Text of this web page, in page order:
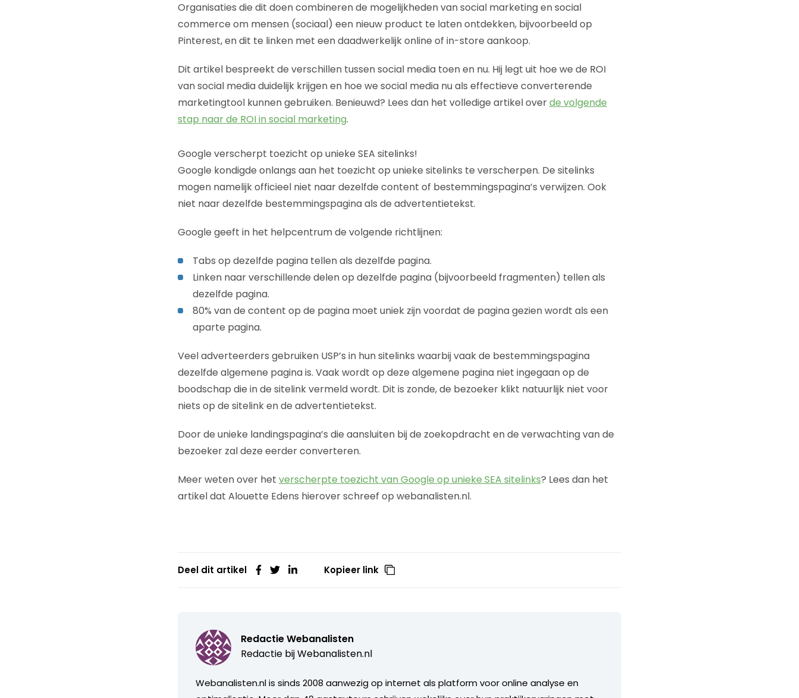
Organisaties die dit doen combineren de mogelijkheden van social marketing en social
commerce om mensen (sociaal) een nieuw product te laten ontdekken, bijvoorbeeld op
Pinterest, en dit te linken met een daadwerkelijk online of in-store aankoop.
Dit artikel bespreekt de verschillen tussen social media toen en nu. Hij legt uit hoe we de ROI
van social media duidelijk krijgen en hoe we social media nu als effectieve converterende
marketingtool kunnen gebruiken. Benieuwd? Lees dan het volledige artikel overde volgende
stap naar de ROI in social marketing.
Google verscherpt toezicht op unieke SEA sitelinks!
Google kondigde onlangs aan het toezicht op unieke sitelinks te verscherpen. De sitelinks
mogen namelijk officieel niet naar dezelfde content of bestemmingspagina’s verwijzen. Ook
niet naar dezelfde bestemmingspagina als de advertentietekst.
Google geeft in het helpcentrum de volgende richtlijnen:
Tabs op dezelfde pagina tellen als dezelfde pagina.
Linken naar verschillende delen op dezelfde pagina (bijvoorbeeld fragmenten) tellen als
dezelfde pagina.
80% van de content op de pagina moet uniek zijn voordat de pagina gezien wordt als een
aparte pagina.
Veel adverteerders gebruiken USP’s in hun sitelinks waarbij vaak de bestemmingspagina
dezelfde algemene pagina is. Vaak wordt op deze algemene pagina niet ingegaan op de
boodschap die in de sitelink vermeld wordt. Dit is zonde, de bezoeker klikt natuurlijk niet voor
niets op de sitelink en de advertentietekst.
Door de unieke landingspagina’s die aansluiten bij de zoekopdracht en de verwachting van de
bezoeker zal deze eerder converteren.
Meer weten over het verscherpte toezicht van Google op unieke SEA sitelinks? Lees dan het
artikel dat Alouette Edens hierover schreef op webanalisten.nl.
Deel dit artikel Kopieer link
Redactie Webanalisten
Redactie bijWebanalisten.nl
Webanalisten.nl is sinds 2008 aanwezig op internet als platform voor online analyse en